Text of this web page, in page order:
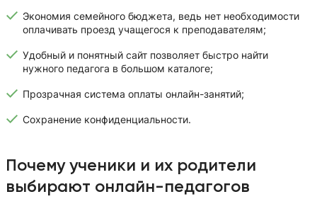
Экономия семейного бюджета, ведь нет необходимости
оплачивать проезд учащегося к преподавателям;
Удобный и понятный сайт позволяет быстро найти
нужного педагога в большом каталоге;
Прозрачная система оплаты онлайн-занятий;
Сохранение конфиденциальности.
Почему ученики и их родители
выбирают онлайн-педагогов